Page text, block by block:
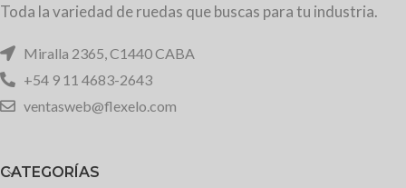
Toda la variedad de ruedas que buscas para tu industria.
Miralla 2365, C1440 CABA
+54 9 11 4683-2643
ventasweb@flexelo.com
CATEGORÍAS